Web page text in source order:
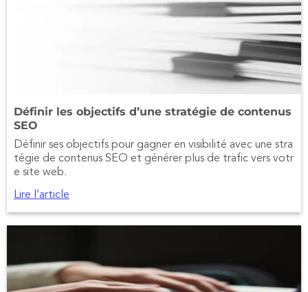
Définir les objectifs d’une stratégie de contenus
SEO
Définir ses objectifs pour gagner en visibilité avec une stra
tégie de contenus SEO et générer plus de trafic vers votr
e site web.
Lire l’article